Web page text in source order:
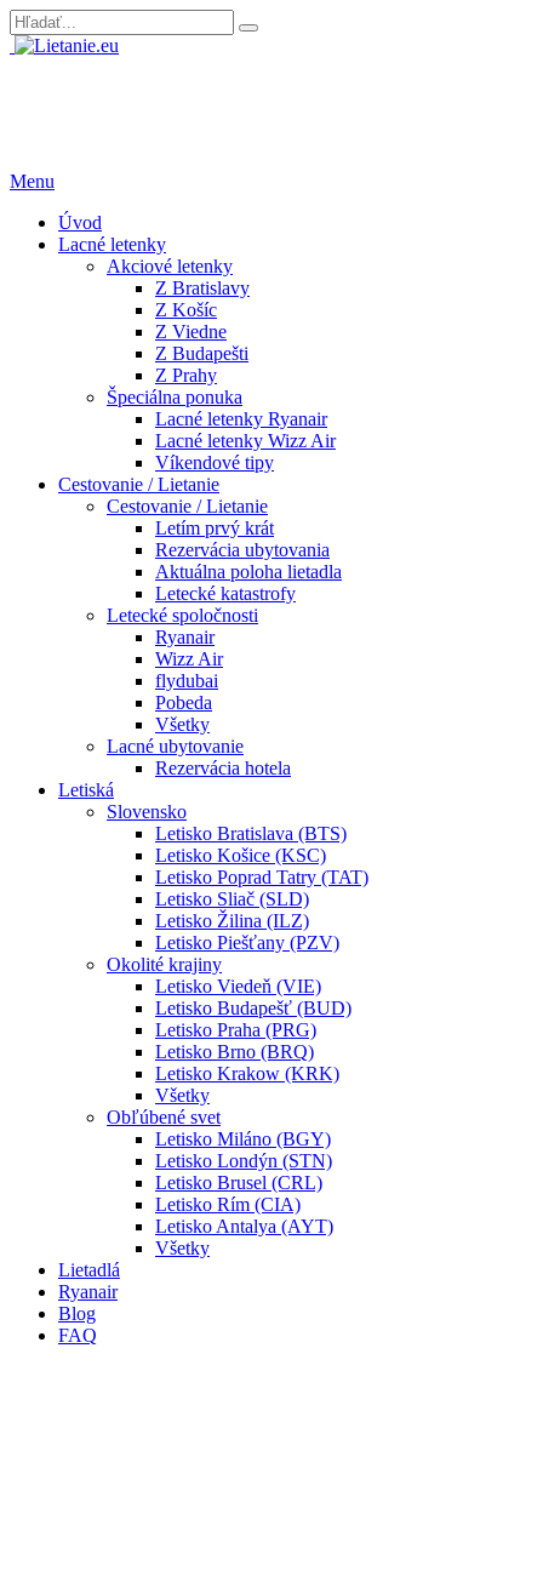
Menu
Úvod
Lacné letenky
Akciové letenky
Z Bratislavy
Z Košíc
Z Viedne
Z Budapešti
Z Prahy
Špeciálna ponuka
Lacné letenky Ryanair
Lacné letenky Wizz Air
Víkendové tipy
Cestovanie / Lietanie
Cestovanie / Lietanie
Letím prvý krát
Rezervácia ubytovania
Aktuálna poloha lietadla
Letecké katastrofy
Letecké spoločnosti
Ryanair
Wizz Air
flydubai
Pobeda
Všetky
Lacné ubytovanie
Rezervácia hotela
Letiská
Slovensko
Letisko Bratislava (BTS)
Letisko Košice (KSC)
Letisko Poprad Tatry (TAT)
Letisko Sliač (SLD)
Letisko Žilina (ILZ)
Letisko Piešťany (PZV)
Okolité krajiny
Letisko Viedeň (VIE)
Letisko Budapešť (BUD)
Letisko Praha (PRG)
Letisko Brno (BRQ)
Letisko Krakow (KRK)
Všetky
Obľúbené svet
Letisko Miláno (BGY)
Letisko Londýn (STN)
Letisko Brusel (CRL)
Letisko Rím (CIA)
Letisko Antalya (AYT)
Všetky
Lietadlá
Ryanair
Blog
FAQ